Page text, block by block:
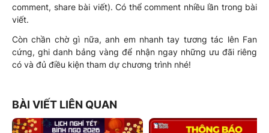
comment, share bài viết). Có thể comment nhiều lần trong bài
viết.
Còn chần chờ gì nữa, anh em nhanh tay tương tác lên Fan
cứng, ghi danh bảng vàng để nhận ngay những ưu đãi riêng
có và đủ điều kiện tham dự chương trình nhé!
BÀI VIẾT LIÊN QUAN